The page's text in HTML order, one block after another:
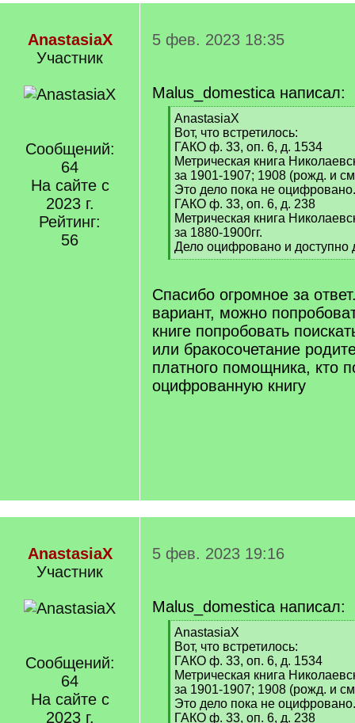
AnastasiaX
Участник
Сообщений:
64
На сайте с
2023 г.
Рейтинг:
56
5 фев. 2023 18:35
Malus_domestica написал:
[
q
]
AnastasiaX
Вот, что встретилось:
ГАКО ф. 33, оп. 6, д. 1534
Метрическая книга
за 1901-1907; 1908 (рожд. и
Это дело пока не оцифровано.
ГАКО ф. 33, оп. 6, д. 238
Метрическая книга
за 1880-1900гг.
Дело оцифровано и доступно
[
q
]
Спасибо огромное за
вариант, можно
книге попробовать
или бракосочетание
платного помощника, кто
оцифрованную книгу
AnastasiaX
Участник
Сообщений:
64
На сайте с
2023 г.
5 фев. 2023 19:16
Malus_domestica написал:
[
q
]
AnastasiaX
Вот, что встретилось:
ГАКО ф. 33, оп. 6, д. 1534
Метрическая книга
за 1901-1907; 1908 (рожд. и
Это дело пока не оцифровано.
ГАКО ф. 33, оп. 6, д. 238